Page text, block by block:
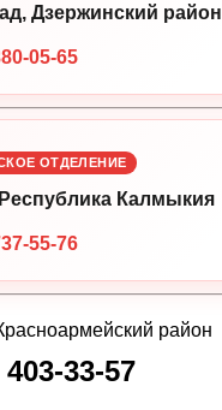
Дзержинский район
05-65
ОТДЕЛЕНИЕ
Калмыкия
55-76
район
33-57